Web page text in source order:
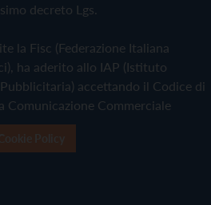
decreto Lgs.
la Fisc (Federazione Italiana
ha aderito allo IAP (Istituto
accettando il Codice di
Comunicazione Commerciale